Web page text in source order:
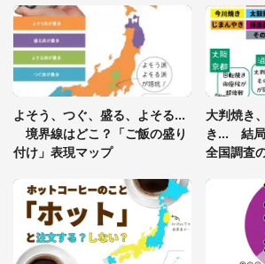
「ゾワゾワする」「本当に気
グっちゃってた〝野生の野菜
座布団だろ」「食パンの耳」
っ暗な道で遭難状態。なんと
を求めると、住人の男性が...」
「孫にあげると思って、あ
よそう、つぐ、盛る、よそる...
境界線はどこ？「ご飯の盛り
付け」表現マップ
大判焼き
き... 結局
全国調査